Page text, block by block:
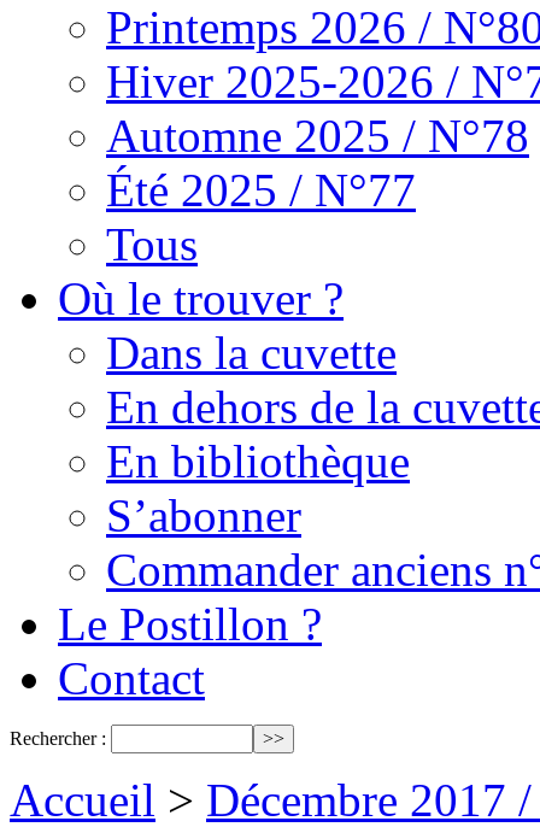
Printemps 2026 /
Hiver 2025-2026 /
Automne 2025 / N°78
Été 2025 / N°77
Tous
Où le trouver ?
Dans la cuvette
En dehors de la
En bibliothèque
S’abonner
Commander anciens
Le Postillon ?
Contact
Rechercher :
Accueil > Décembre 2017